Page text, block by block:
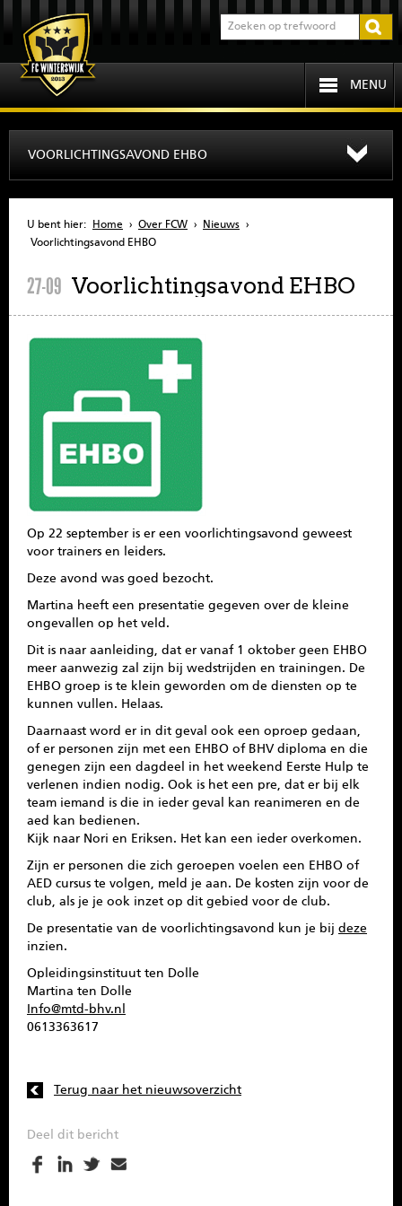
MENU
OVER FCW
INFORMATIE
SPONSOREN
CONTACT
MENU
VOORLICHTINGSAVOND EHBO
U bent hier: Home › Over FCW › Nieuws ›
Voorlichtingsavond EHBO
27-09 Voorlichtingsavond EHBO
Op 22 september is er een voorlichtingsavond geweest
voor trainers en leiders.
Deze avond was goed bezocht.
Martina heeft een presentatie gegeven over de kleine
ongevallen op het veld.
Dit is naar aanleiding, dat er vanaf 1 oktober geen EHBO
meer aanwezig zal zijn bij wedstrijden en trainingen. De
EHBO groep is te klein geworden om de diensten op te
kunnen vullen. Helaas.
Daarnaast word er in dit geval ook een oproep gedaan,
of er personen zijn met een EHBO of BHV diploma en die
genegen zijn een dagdeel in het weekend Eerste Hulp te
verlenen indien nodig. Ook is het een pre, dat er bij elk
team iemand is die in ieder geval kan reanimeren en de
aed kan bedienen.
Kijk naar Nori en Eriksen. Het kan een ieder overkomen.
Zijn er personen die zich geroepen voelen een EHBO of
AED cursus te volgen, meld je aan. De kosten zijn voor de
club, als je je ook inzet op dit gebied voor de club.
De presentatie van de voorlichtingsavond kun je bij deze
inzien.
Opleidingsinstituut ten Dolle
Martina ten Dolle
Info@mtd-bhv.nl
0613363617
Terug naar het nieuwsoverzicht
Deel dit bericht